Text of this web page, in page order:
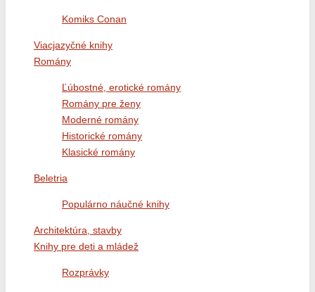
Komiks Conan
Viacjazyčné knihy
Romány
Ľúbostné, erotické romány
Romány pre ženy
Moderné romány
Historické romány
Klasické romány
Beletria
Populárno náučné knihy
Architektúra, stavby
Knihy pre deti a mládež
Rozprávky